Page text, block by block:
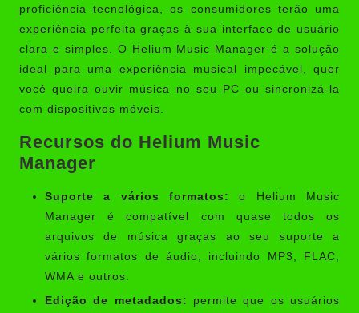
proficiência tecnológica, os consumidores terão uma
experiência perfeita graças à sua interface de usuário
clara e simples. O Helium Music Manager é a solução
ideal para uma experiência musical impecável, quer
você queira ouvir música no seu PC ou sincronizá-la
com dispositivos móveis.
Recursos do Helium Music
Manager
Suporte a vários formatos:
o Helium Music
Manager é compatível com quase todos os
arquivos de música graças ao seu suporte a
vários formatos de áudio, incluindo MP3, FLAC,
WMA e outros.
Edição de metadados:
permite que os usuários